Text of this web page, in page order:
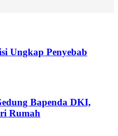
Ungkap Penyebab
Bapenda DKI,
Rumah